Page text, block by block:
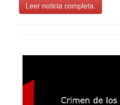
Leer noticia completa.